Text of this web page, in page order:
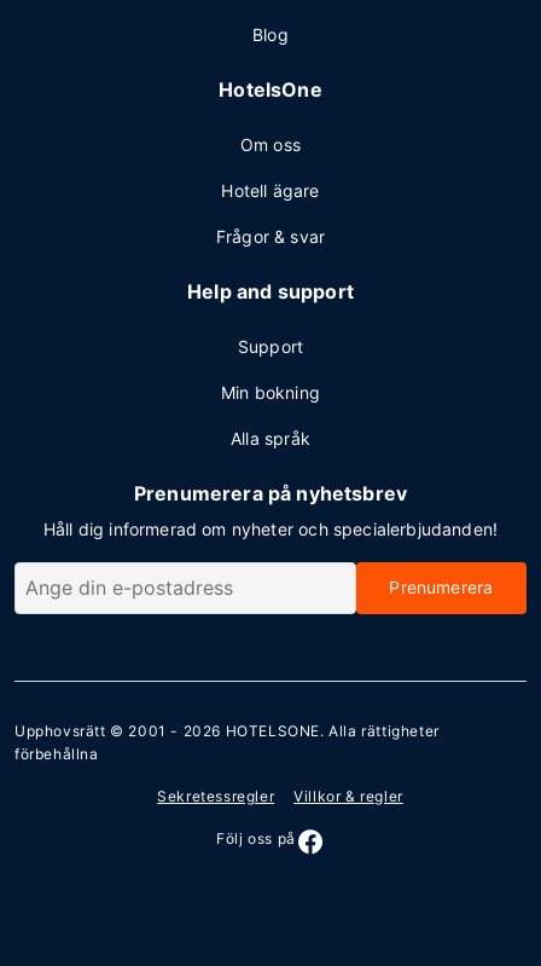
Blog
HotelsOne
Om oss
Hotell ägare
Frågor & svar
Help and support
Support
Min bokning
Alla språk
Prenumerera på nyhetsbrev
Håll dig informerad om nyheter och specialerbjudanden!
Prenumerera
Upphovsrätt © 2001 - 2026 HOTELSONE. Alla rättigheter
förbehållna
Sekretessregler Villkor & regler
Följ oss på